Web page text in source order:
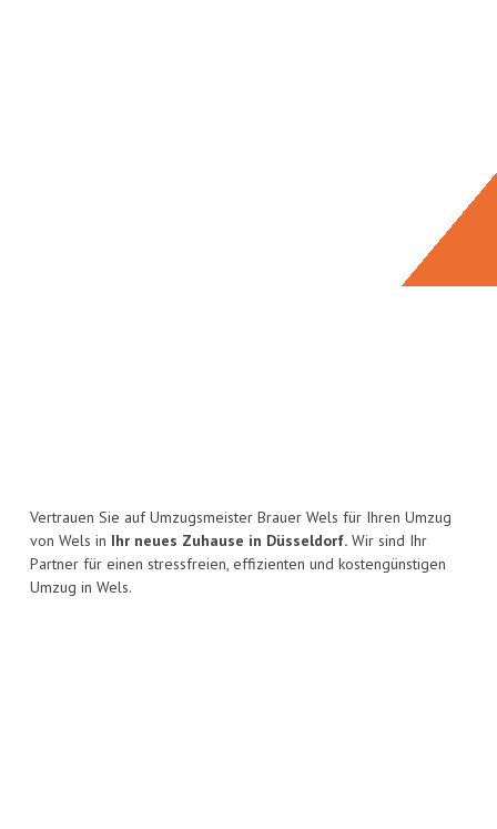
Vertrauen Sie auf Umzugsmeister Brauer Wels für Ihren Umzug
von Wels in Ihr neues Zuhause in Düsseldorf. Wir sind Ihr
Partner für einen stressfreien, effizienten und kostengünstigen
Umzug in Wels.